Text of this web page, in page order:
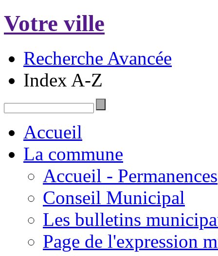
Votre ville
Recherche Avancée
Index A-Z
Accueil
La commune
Accueil - Permanences
Conseil Municipal
Les bulletins
Page de l'expression